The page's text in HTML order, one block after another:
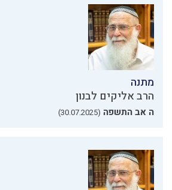
מתנה
הרב אליקים לבנון
ה אב התשפה (30.07.2025)